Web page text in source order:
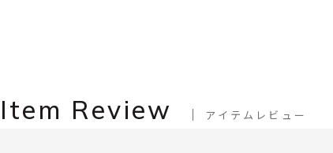
Item Review アイテムレビュー